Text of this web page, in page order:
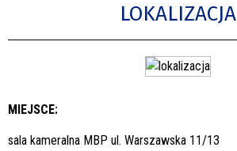
LOKALIZACJA
MIEJSCE:
sala kameralna MBP ul. Warszawska 11/13